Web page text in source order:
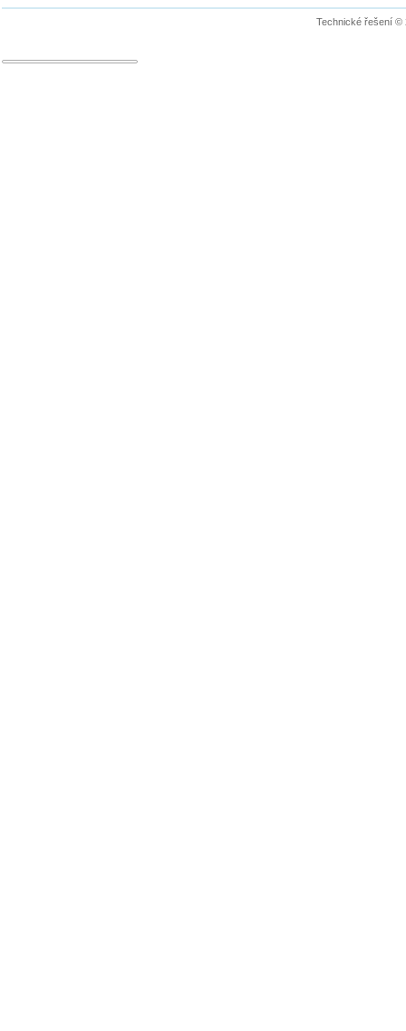
Technické řešení ©